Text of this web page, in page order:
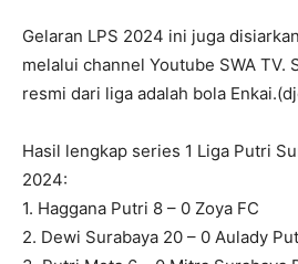
Gelaran LPS 2024 ini juga
melalui channel Youtube SWA TV.
resmi dari liga adalah bola
Hasil lengkap series 1 Liga Putri
2024:
1. Haggana Putri 8 – 0 Zoya FC
2. Dewi Surabaya 20 – 0 Aulady